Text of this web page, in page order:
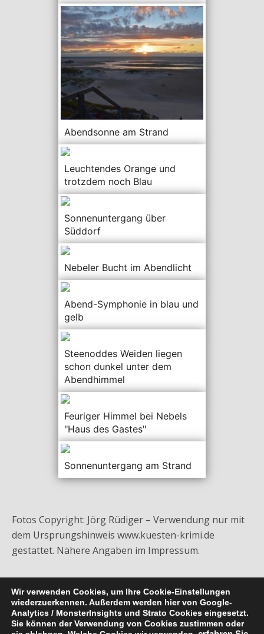
Abendsonne am Strand
Leuchtendes Orange und
trotzdem noch Blau
Sonnenuntergang über
Süddorf
Nebeler Bucht im Abendlicht
Abend-Symphonie in blau und
gelb
Steenoddes Weiden liegen
schon dunkel unter dem
Abendhimmel
Feuriger Himmel bei Nebels
"Haus des Gastes"
Sonnenuntergang am Strand
Fotos Copyright: Jörg Rüdiger – Verwendung nur mit
dem Ursprungshinweis www.kuesten-krimi.de
gestattet. Nähere Angaben im Impressum.
Zum Seitenanfang
Wir verwenden Cookies, um Ihre Cookie-Einstellungen
wiederzuerkennen. Außerdem werden hier von Google-
Analytics / MonsterInsights und Strato Cookies eingesetzt.
Sie können der Verwendung von Cookies zustimmen oder